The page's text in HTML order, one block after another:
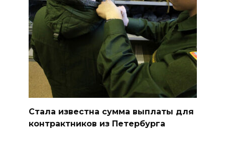
Стала известна сумма выплаты для
контрактников из Петербурга